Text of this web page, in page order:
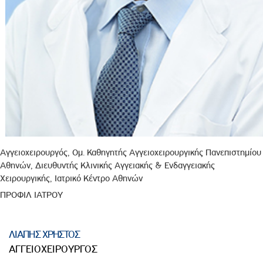
Αγγειοχειρουργός, Ομ. Καθηγητής Αγγειοχειρουργικής Πανεπιστημίου
Αθηνών, Διευθυντής Κλινικής Αγγειακής & Ενδαγγειακής
Χειρουργικής, Ιατρικό Κέντρο Αθηνών
ΠΡΟΦΙΛ ΙΑΤΡΟΥ
ΛΙΑΠΗΣ ΧΡΗΣΤΟΣ
ΑΓΓΕΙΟΧΕΙΡΟΥΡΓΟΣ